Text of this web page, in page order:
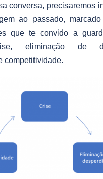
conversa, precisaremos
ao passado,
que te convido a
eliminação de
competitividade.